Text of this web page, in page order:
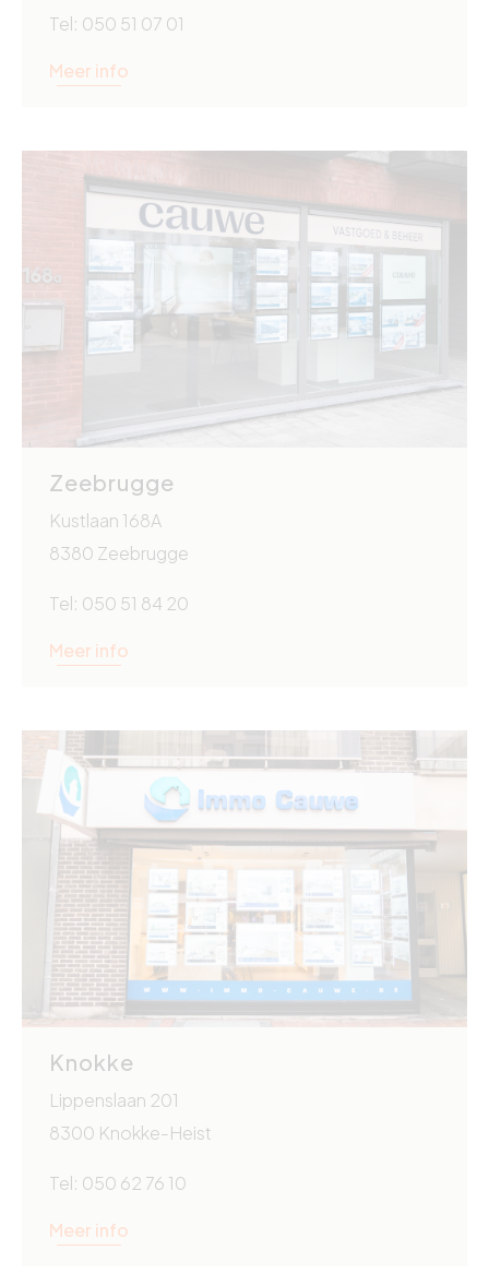
Tel: 050 51 07 01
Meer info
Zeebrugge
Kustlaan 168A
8380 Zeebrugge
Tel: 050 51 84 20
Meer info
Knokke
Lippenslaan 201
8300 Knokke-Heist
Tel: 050 62 76 10
Meer info